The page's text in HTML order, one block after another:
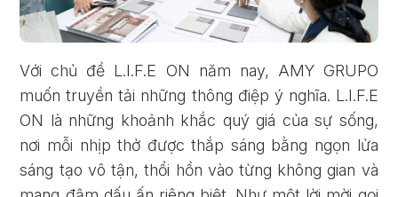
Với chủ đề L.I.F.E ON năm nay, AMY GRUPO
muốn truyền tải những thông điệp ý nghĩa. L.I.F.E
ON là những khoảnh khắc quý giá của sự sống,
nơi mỗi nhịp thở được thắp sáng bằng ngọn lửa
sáng tạo vô tận, thổi hồn vào từng không gian và